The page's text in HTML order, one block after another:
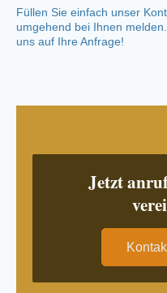
Füllen Sie einfach unser
umgehend bei Ihnen
uns auf Ihre Anfrage!
Jetzt